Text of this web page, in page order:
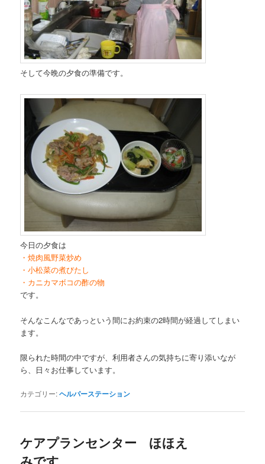
そして今晩の夕食の準備です。
今日の夕食は
・焼肉風野菜炒め
・小松菜の煮びたし
・カニカマボコの酢の物
です。
そんなこんなであっという間にお約束の2時間が経過してしまい
ます。
限られた時間の中ですが、利用者さんの気持ちに寄り添いなが
ら、日々お仕事しています。
カテゴリー:ヘルパーステーション
ケアプランセンター ほほえ